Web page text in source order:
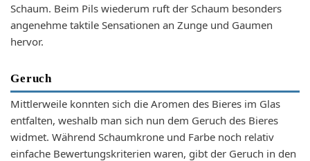
Schaum. Beim Pils wiederum ruft der Schaum besonders
angenehme taktile Sensationen an Zunge und Gaumen
hervor.
Geruch
Mittlerweile konnten sich die Aromen des Bieres im Glas
entfalten, weshalb man sich nun dem Geruch des Bieres
widmet. Während Schaumkrone und Farbe noch relativ
einfache Bewertungskriterien waren, gibt der Geruch in den